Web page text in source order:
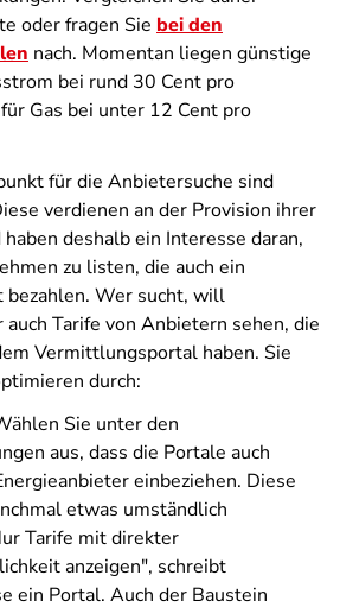
oder fragen Sie bei den
nach. Momentan liegen günstige
bei rund 30 Cent pro
Gas bei unter 12 Cent pro
für die Anbietersuche sind
verdienen an der Provision ihrer
deshalb ein Interesse daran,
zu listen, die auch ein
Wer sucht, will
Tarife von Anbietern sehen, die
Vermittlungsportal haben. Sie
durch:
Sie unter den
aus, dass die Portale auch
einbeziehen. Diese
etwas umständlich
Tarife mit direkter
anzeigen", schreibt
ein Portal. Auch der Baustein